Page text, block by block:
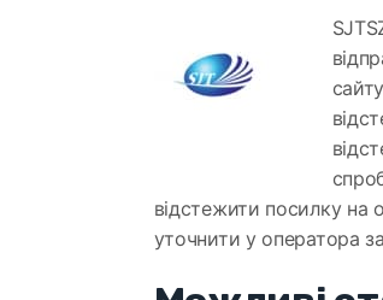
відстежити посилку на
уточнити у оператора